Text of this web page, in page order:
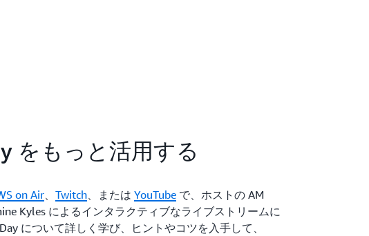
をもっと活用する
on Air Twitch 、または YouTube で、ホストの AM
Kyles によるインタラクティブなライブストリームに
について詳しく学び、ヒントやコツを入手して、